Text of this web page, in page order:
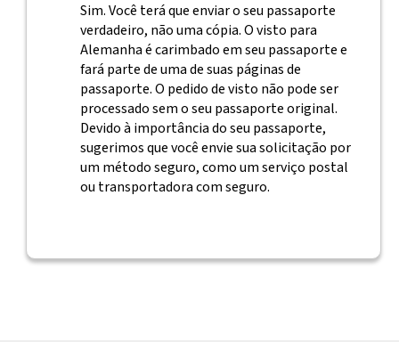
Sim. Você terá que enviar o seu passaporte
verdadeiro, não uma cópia. O visto para
Alemanha é carimbado em seu passaporte e
fará parte de uma de suas páginas de
passaporte. O pedido de visto não pode ser
processado sem o seu passaporte original.
Devido à importância do seu passaporte,
sugerimos que você envie sua solicitação por
um método seguro, como um serviço postal
ou transportadora com seguro.